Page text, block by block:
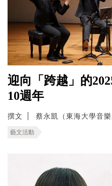
迎向「跨越」的
10週年
撰文 蔡永凱（東海大學音樂
藝文活動